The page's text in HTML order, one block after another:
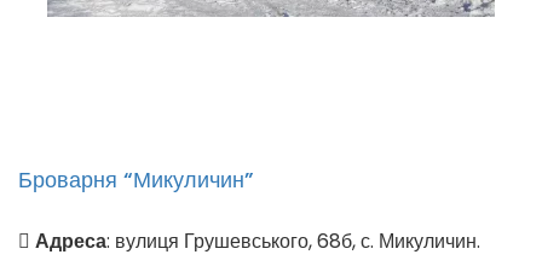
Броварня “Микуличин”
Адреса: вулиця Грушевського, 68б, с. Микуличин.